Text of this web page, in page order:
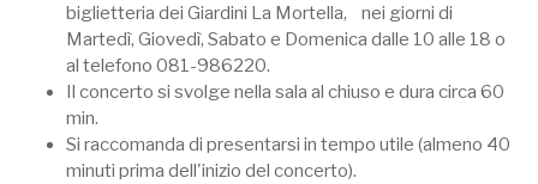
biglietteria dei Giardini La Mortella, nei giorni di
Martedì, Giovedì, Sabato e Domenica dalle 10 alle 18 o
al telefono 081-986220.
Il concerto si svolge nella sala al chiuso e dura circa 60
min.
Si raccomanda di presentarsi in tempo utile (almeno 40
minuti prima dell'inizio del concerto).